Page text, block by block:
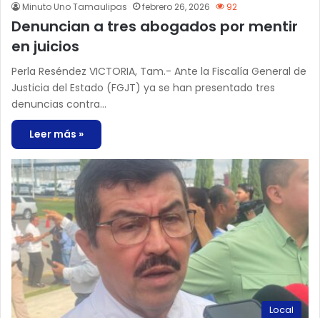
Minuto Uno Tamaulipas febrero 26, 2026 92
Denuncian a tres abogados por mentir
en juicios
Perla Reséndez VICTORIA, Tam.- Ante la Fiscalía General de
Justicia del Estado (FGJT) ya se han presentado tres
denuncias contra…
Leer más »
Local